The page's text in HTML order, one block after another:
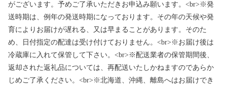
がございます。予めご了承いただきお申込み願います。<br>※発
送時期は、例年の発送時期になっております。その年の天候や発
育によりお届けが遅れる、又は早まることがあります。そのた
め、日付指定の配達は受け付けておりません。<br>※お届け後は
冷蔵庫に入れて保管して下さい。<br>※配送業者の保管期間後、
返却された返礼品については、再配送いたしかねますのであらか
じめご了承ください。<br>※北海道、沖縄、離島へはお届けでき